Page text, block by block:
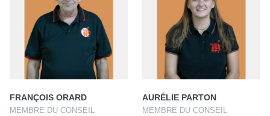
FRANÇOIS ORARD
MEMBRE DU CONSEIL
AURÉLIE PARTON
MEMBRE DU CONSEIL